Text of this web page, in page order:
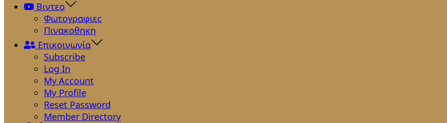
Βιντεο
Φωτογραφιες
Πινακοθηκη
Επικοινωνία
Subscribe
Log In
My Account
My Profile
Reset Password
Member Directory